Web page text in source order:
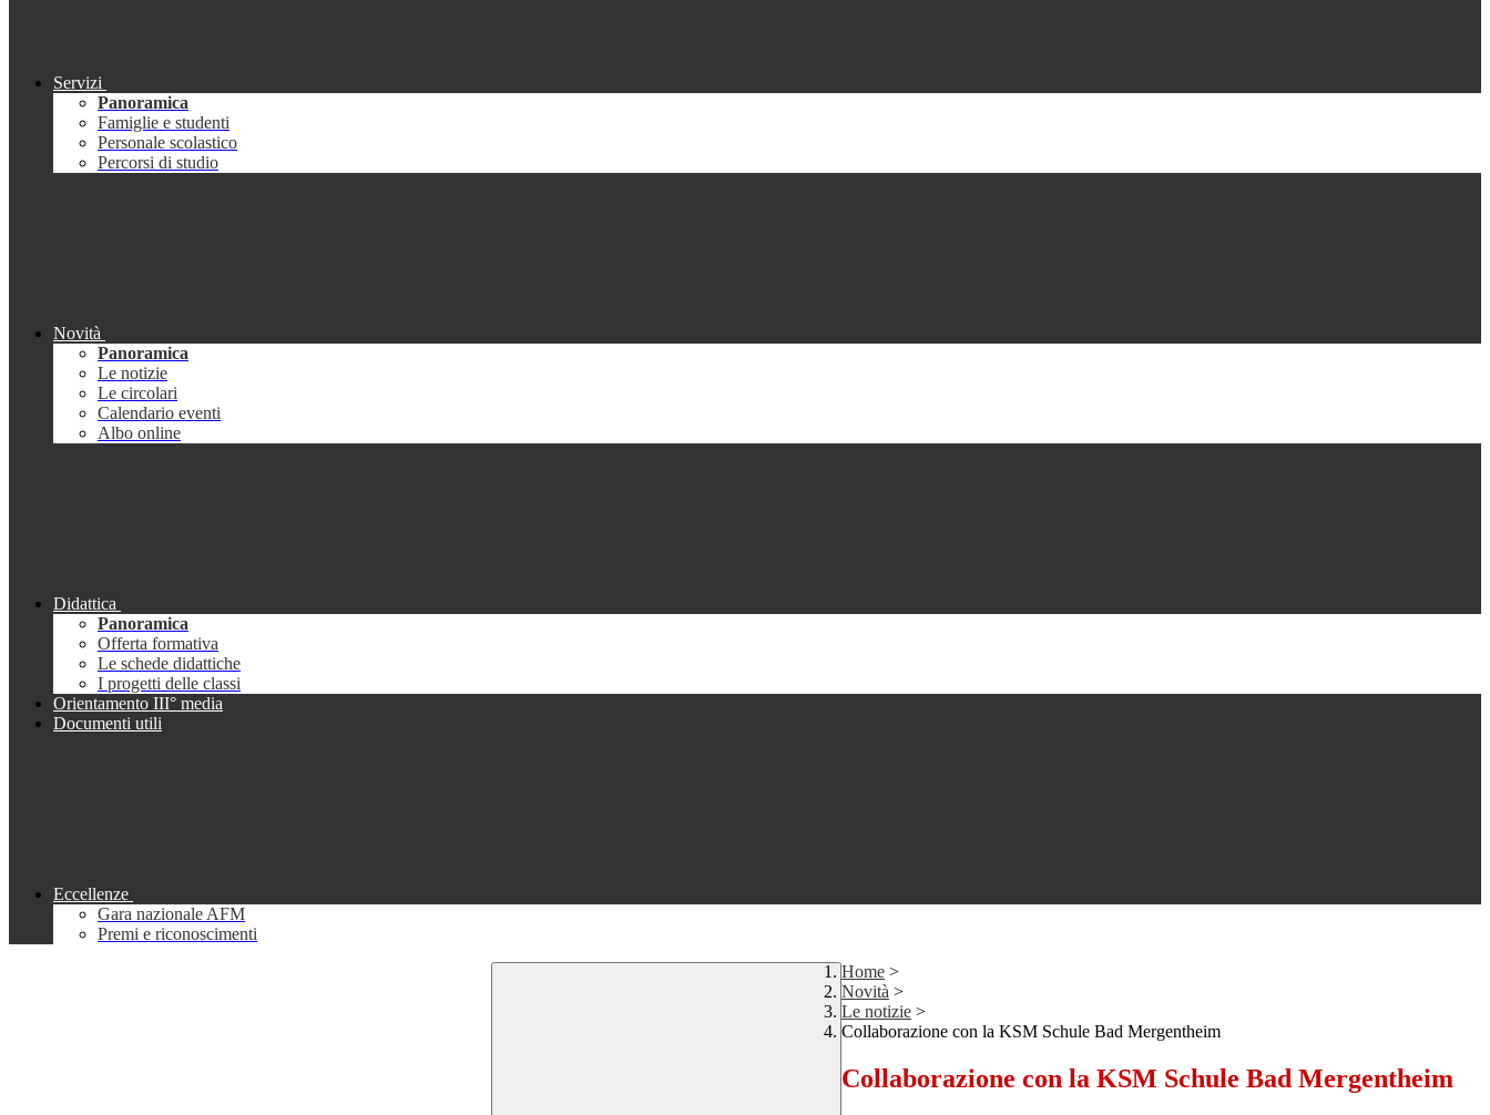
Servizi
Panoramica
Famiglie e studenti
Personale scolastico
Percorsi di studio
Novità
Panoramica
Le notizie
Le circolari
Calendario eventi
Albo online
Didattica
Panoramica
Offerta formativa
Le schede didattiche
I progetti delle classi
Orientamento III° media
Documenti utili
Eccellenze
Gara nazionale AFM
Premi e riconoscimenti
Home >
Novità >
Le notizie >
Collaborazione con la KSM Schule Bad Mergentheim
Collaborazione con la KSM Schule Bad Mergentheim